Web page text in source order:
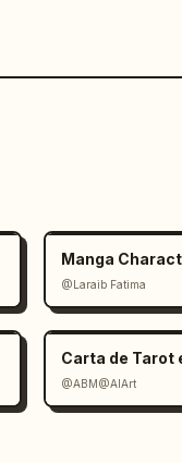
Manga
@Laraib Fatima‎
Carta de Tarot
@ABM@AIArt